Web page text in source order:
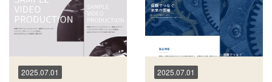
2025.07.01 2025.07.01